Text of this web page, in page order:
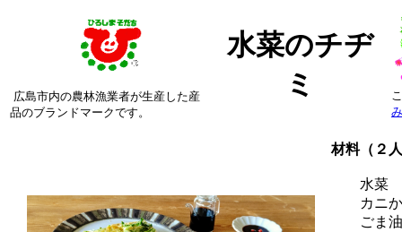
水菜のチヂ
ミ
広島市内の農林漁業者が生産した産
品のブランドマークです。
材料（２
水
カニか
ごま